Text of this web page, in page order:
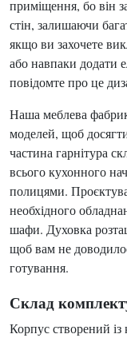
приміщення, бо він
стін, залишаючи
якщо ви захочете
або навпаки додати
повідомте про це
Наша меблева
моделей, щоб
частина гарнітура
всього кухонного
полицями.
необхідного
шафи. Духовка
щоб вам не
готування.
Склад
Корпус створений